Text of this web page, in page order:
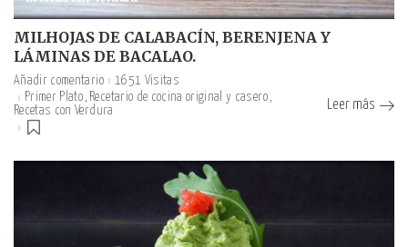
MILHOJAS DE CALABACÍN, BERENJENA Y
LÁMINAS DE BACALAO.
Añadir comentario
1651 Visitas
Primer Plato Recetario de cocina original y casero
Recetas con Verdura
Leer más